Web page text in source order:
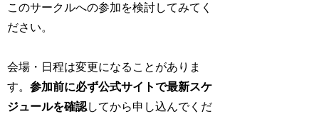
このサークルへの参加を検討してみてく
ださい。
会場・日程は変更になることがありま
す。参加前に必ず公式サイトで最新スケ
ジュールを確認してから申し込んでくだ